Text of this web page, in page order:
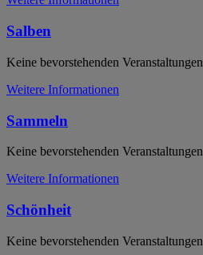
Salben
Keine bevorstehenden Veranstaltungen
Weitere Informationen
Sammeln
Keine bevorstehenden Veranstaltungen
Weitere Informationen
Schönheit
Keine bevorstehenden Veranstaltungen